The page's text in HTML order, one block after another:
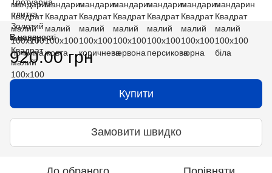
В наявності
920.00 грн
Купити
Замовити швидко